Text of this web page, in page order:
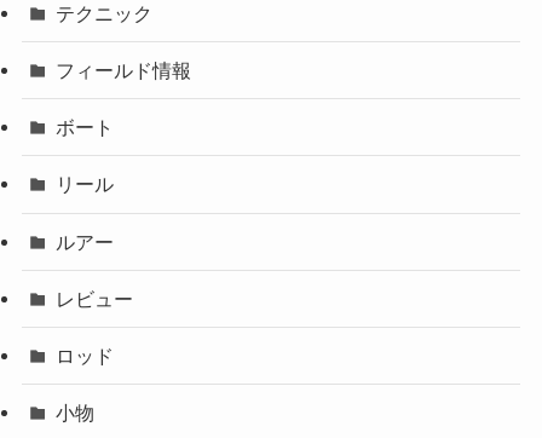
テクニック
フィールド情報
ボート
リール
ルアー
レビュー
ロッド
小物